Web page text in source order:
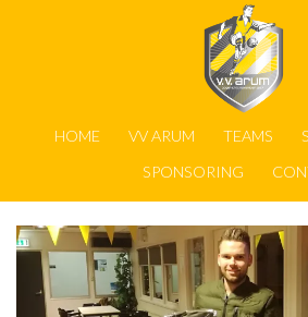
HOME VV ARUM TEAMS
SPONSORING